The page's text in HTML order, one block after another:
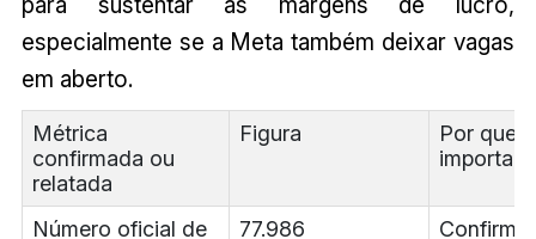
especialmente se a Meta também deixar vagas
em aberto.
Métrica
confirmada ou
relatada
Figura
Por que
importa
Número oficial de
77.986
Confirma